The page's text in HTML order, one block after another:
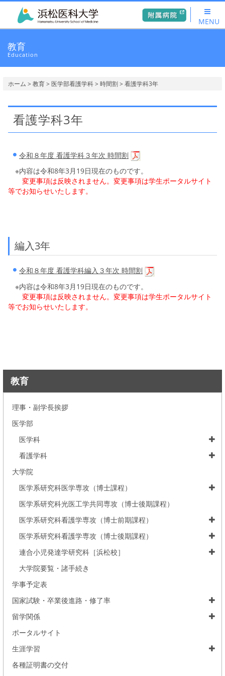
MENU
教育
Education
ホーム > 教育> 医学部看護学科> 時間割> 看護学科3年
看護学科3年
令和８年度 看護学科３年次 時間割
※内容は令和8年3月19日現在のものです。
変更事項は反映されません。変更事項は学生ポータルサイト
等でお知らせいたします。
編入3年
令和８年度 看護学科編入３年次 時間割
※内容は令和8年3月19日現在のものです。
変更事項は反映されません。変更事項は学生ポータルサイト
等でお知らせいたします。
教育
理事・副学長挨拶
医学部
医学科
看護学科
大学院
医学系研究科医学専攻（博士課程）
医学系研究科光医工学共同専攻（博士後期課程）
医学系研究科看護学専攻（博士前期課程）
医学系研究科看護学専攻（博士後期課程）
連合小児発達学研究科［浜松校］
大学院要覧・諸手続き
学事予定表
国家試験・卒業後進路・修了率
留学関係
ポータルサイト
生涯学習
各種証明書の交付